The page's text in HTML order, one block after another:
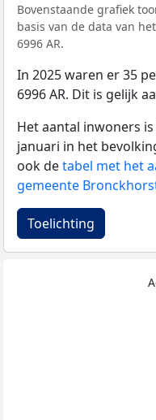
Bovenstaande grafiek
basis van de data van het
6996 AR.
In 2025 waren er 35
6996 AR. Dit is gelijk
Het aantal inwoners
januari in het
ook detabel met het
gemeente
Toelichting